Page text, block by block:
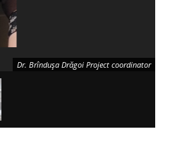
Dr. Brîndușa Drăgoi Project coordinator